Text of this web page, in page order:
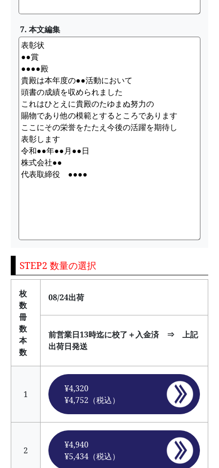
7. 本文編集
STEP2 数量の選択
枚
数
冊
数
本
数
08/24出荷
前営業日13時迄に校了＋入金済 ⇒ 上記
出荷日発送
1
¥4,320
¥4,752（税込）
2
¥4,940
¥5,434（税込）